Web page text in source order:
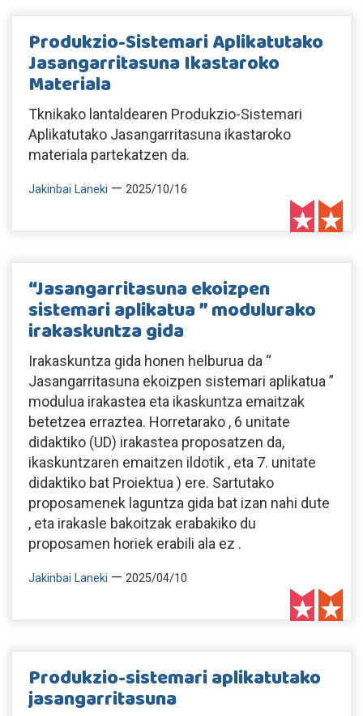
Produkzio-Sistemari Aplikatutako
Jasangarritasuna Ikastaroko
Materiala
Tknikako lantaldearen Produkzio-Sistemari
Aplikatutako Jasangarritasuna ikastaroko
materiala partekatzen da.
Jakinbai Laneki — 2025/10/16
“Jasangarritasuna ekoizpen
sistemari aplikatua ” modulurako
irakaskuntza gida
Irakaskuntza gida honen helburua da “
Jasangarritasuna ekoizpen sistemari aplikatua ”
modulua irakastea eta ikaskuntza emaitzak
betetzea erraztea. Horretarako , 6 unitate
didaktiko (UD) irakastea proposatzen da,
ikaskuntzaren emaitzen ildotik , eta 7. unitate
didaktiko bat Proiektua ) ere. Sartutako
proposamenek laguntza gida bat izan nahi dute
, eta irakasle bakoitzak erabakiko du
proposamen horiek erabili ala ez .
Jakinbai Laneki — 2025/04/10
Produkzio-sistemari aplikatutako
jasangarritasuna